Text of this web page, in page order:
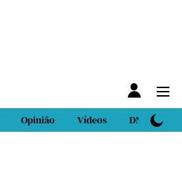
Opinião Vídeos DN Sport